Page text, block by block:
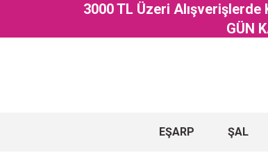
3000 TL Üzeri Alışverişlerde
GÜN
EŞARP ŞAL